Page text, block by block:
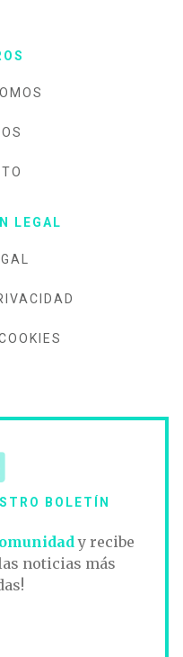
LEGAL
BOLETÍN
y recibe
noticias más